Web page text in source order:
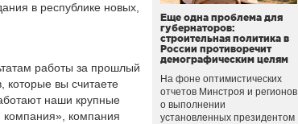
в республике новых,
работы за прошлый
которые вы считаете
наши крупные
компания
Еще одна проблема для
губернаторов:
строительная политика в
России противоречит
демографическим целям
На фоне оптимистических
отчетов Минстроя и регионов
о выполнении
установленных президентом